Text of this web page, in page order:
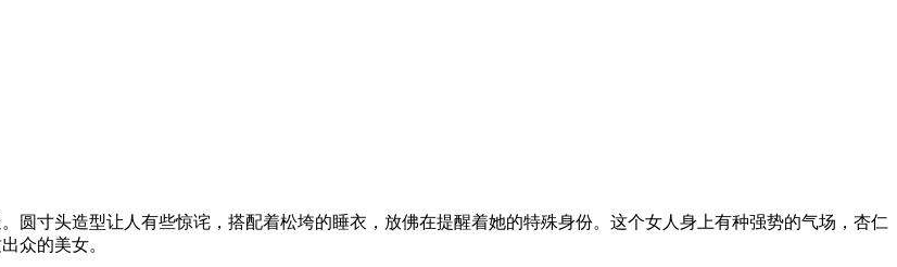
圆寸头造型让人有些惊诧，搭配着松垮的睡衣，放佛在提醒着她的特殊身份。这个女人身上有种强势的气场，杏仁
众的美女。